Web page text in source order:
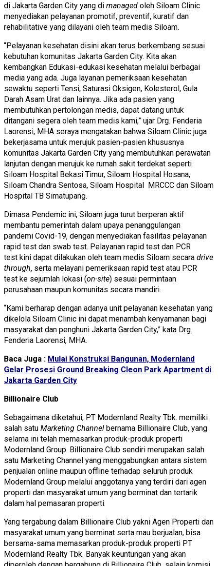
di Jakarta Garden City yang di managed oleh Siloam Clinic
menyediakan pelayanan promotif, preventif, kuratif dan
rehabilitative yang dilayani oleh team medis Siloam.
“Pelayanan kesehatan disini akan terus berkembang sesuai
kebutuhan komunitas Jakarta Garden City. Kita akan
kembangkan Edukasi-edukasi kesehatan melalui berbagai
media yang ada. Juga layanan pemeriksaan kesehatan
sewaktu seperti Tensi, Saturasi Oksigen, Kolesterol, Gula
Darah Asam Urat dan lainnya. Jika ada pasien yang
membutuhkan pertolongan medis, dapat datang untuk
ditangani segera oleh team medis kami,” ujar Drg. Fenderia
Laorensi, MHA seraya mengatakan bahwa Siloam Clinic juga
bekerjasama untuk merujuk pasien-pasien khususnya
komunitas Jakarta Garden City yang membutuhkan perawatan
lanjutan dengan merujuk ke rumah sakit terdekat seperti
Siloam Hospital Bekasi Timur, Siloam Hospital Hosana,
Siloam Chandra Sentosa, Siloam Hospital MRCCC dan Siloam
Hospital TB Simatupang.
Dimasa Pendemic ini, Siloam juga turut berperan aktif
membantu pemerintah dalam upaya penanggulangan
pandemi Covid-19, dengan menyediakan fasilitas pelayanan
rapid test dan swab test. Pelayanan rapid test dan PCR
test kini dapat dilakukan oleh team medis Siloam secara drive
through, serta melayani pemeriksaan rapid test atau PCR
test ke sejumlah lokasi (on-site) sesuai permintaan
perusahaan maupun komunitas secara mandiri.
“Kami berharap dengan adanya unit pelayanan kesehatan yang
dikelola Siloam Clinic ini dapat menambah kenyamanan bagi
masyarakat dan penghuni Jakarta Garden City,” kata Drg.
Fenderia Laorensi, MHA.
Baca Juga : Mulai Konstruksi Bangunan, Modernland
Gelar Prosesi Ground Breaking Cleon Park Apartment di
Jakarta Garden City
Billionaire Club
Sebagaimana diketahui, PT Modernland Realty Tbk. memiliki
salah satu Marketing Channel bernama Billionaire Club, yang
selama ini telah memasarkan produk-produk properti
Modernland Group. Billionaire Club sendiri merupakan salah
satu Marketing Channel yang menggabungkan antara sistem
penjualan online maupun offline terhadap seluruh produk
Modernland Group melalui anggotanya yang terdiri dari agen
properti dan masyarakat umum yang berminat dan tertarik
dalam hal pemasaran properti.
Yang tergabung dalam Billionaire Club yakni Agen Properti dan
masyarakat umum yang berminat serta mau berjualan, bisa
bersama-sama memasarkan produk-produk properti PT
Modernland Realty Tbk. Banyak keuntungan yang akan